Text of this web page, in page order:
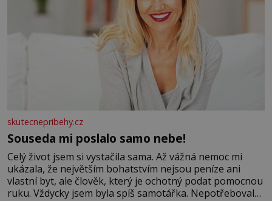
skutecnepribehy.cz
Souseda mi poslalo samo nebe!
Celý život jsem si vystačila sama. Až vážná nemoc mi
ukázala, že největším bohatstvím nejsou peníze ani
vlastní byt, ale člověk, který je ochotný podat pomocnou
ruku. Vždycky jsem byla spíš samotářka. Nepotřebovala